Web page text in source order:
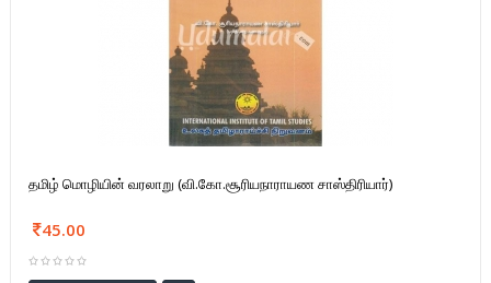
தமிழ் மொழியின் வரலாறு (வி.கோ.சூரியநாராயண சாஸ்திரியார்)
45.00